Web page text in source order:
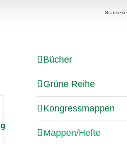
Startseite
Bücher
Grüne Reihe
Kongressmappen
Mappen/Hefte